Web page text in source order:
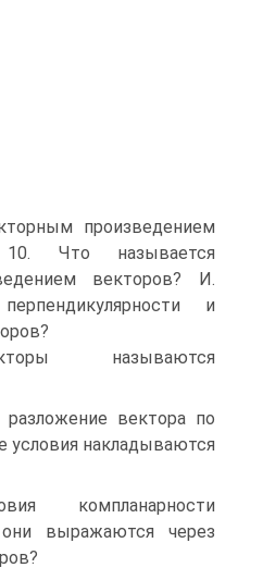
произведением
Что называется
векторов? И.
и
называются
разложение вектора по
условия накладываются
компланарности
выражаются через